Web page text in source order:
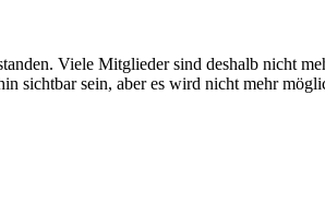
Viele Mitglieder sind deshalb nicht
sichtbar sein, aber es wird nicht mehr